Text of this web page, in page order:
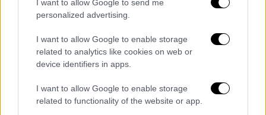
I want to allow Google to send me
personalized advertising.
I want to allow Google to enable storage
related to analytics like cookies on web or
device identifiers in apps.
I want to allow Google to enable storage
related to functionality of the website or app.
Ιστορία|16.02.2026 12:01
«Ανοιχτός σε διάλογο με τις αρμόδιες
ελληνικές Αρχές» λέει ο Βέλγος
συλλέκτης για τις ιστορικές
«Δεν έχει ληφθεί ακόμη απόφαση για